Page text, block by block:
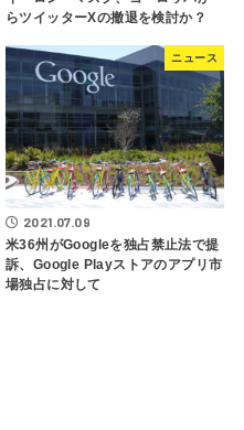
らツイッターXの撤退を検討か？
ニュース
2021.07.09
米36州がGoogleを独占禁止法で提
訴、Google Playストアのアプリ市
場独占に対して